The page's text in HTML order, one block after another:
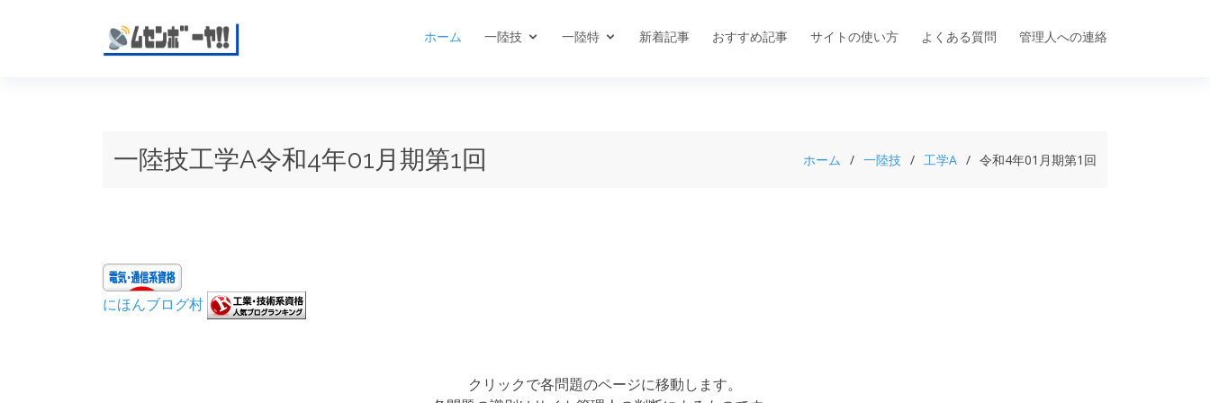
ホーム 一陸技 一陸特 新着記事 おすすめ記事 サイトの使い方 よくある質問 管理人への連絡
一陸技工学A令和4年01月期第1回 ホーム 一陸技 工学A 令和4年01月期第1回
にほんブログ村
クリックで各問題のページに移動します。